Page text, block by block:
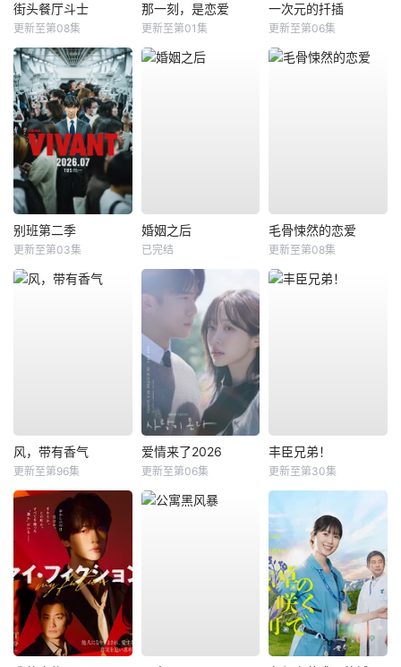
街头餐厅斗士
更新至第08集
那一刻，是恋爱
更新至第01集
一次元的扦插
更新至第06集
别班第二季
更新至第03集
婚姻之后
已完结
毛骨悚然的恋爱
更新至第08集
风，带有香气
更新至第96集
爱情来了2026
更新至第06集
丰臣兄弟！
更新至第30集